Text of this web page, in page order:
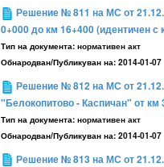
Решение № 811 на МС от
0+000 до км 16+400 (идентичен
Тип на документа: нормативен акт
Обнародван/Публикуван на: 2014-01-07
Решение № 812 на МС от
"Белокопитово - Каспичан" от км
Тип на документа: нормативен акт
Обнародван/Публикуван на: 2014-01-07
Решение № 813 на МС от